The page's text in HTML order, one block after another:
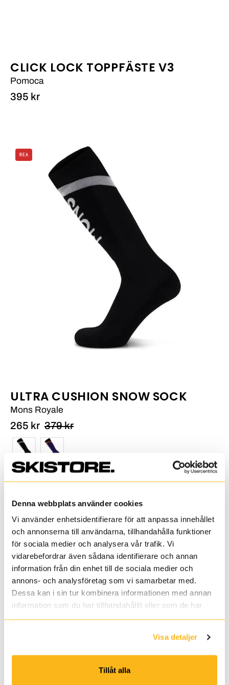
Denna webbplats använder cookies
Vi använder enhetsidentifierare för att anpassa innehållet
och annonserna till användarna, tillhandahålla funktioner
för sociala medier och analysera vår trafik. Vi
vidarebefordrar även sådana identifierare och annan
information från din enhet till de sociala medier och
annons- och analysföretag som vi samarbetar med.
Dessa kan i sin tur kombinera informationen med annan
information som du har tillhandahållit eller som de har
samlat in när du har använt deras tjänster.
Visa detaljer
Tillåt alla
CLICK LOCK TOPPFÄSTE V3
Pomoca
395 kr
Sock
REA
ULTRA CUSHION SNOW SOCK
Mons Royale
265 kr 379 kr
Färg
Formula
NYHET